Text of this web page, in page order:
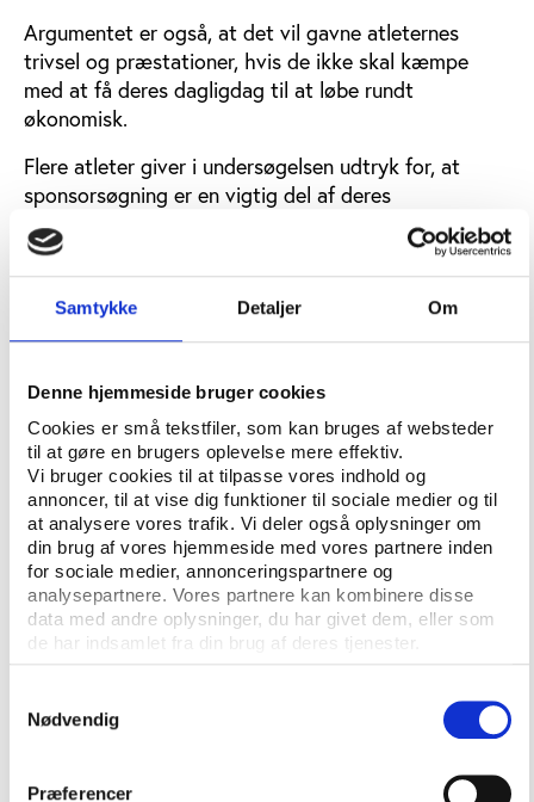
Samtykke Detaljer Om
Denne hjemmeside bruger cookies
Cookies er små tekstfiler, som kan bruges af websteder
til at gøre en brugers oplevelse mere effektiv.
Vi bruger cookies til at tilpasse vores indhold og
annoncer, til at vise dig funktioner til sociale medier og til
at analysere vores trafik. Vi deler også oplysninger om
din brug af vores hjemmeside med vores partnere inden
for sociale medier, annonceringspartnere og
analysepartnere. Vores partnere kan kombinere disse
data med andre oplysninger, du har givet dem, eller som
de har indsamlet fra din brug af deres tjenester.
Nødvendig
Præferencer
Argumentet er også, at det vil gavne atleternes
trivsel og præstationer, hvis de ikke skal kæmpe
med at få deres dagligdag til at løbe rundt
økonomisk.
Flere atleter giver i undersøgelsen udtryk for, at
sponsorsøgning er en vigtig del af deres
sportskarriere, for at den kan løbe rundt, men at det
tager meget af deres tid at skulle søge sponsorater,
og at det ender med at blive en stressfaktor.
En atlet beskriver det således:
bruges enormt meget energi på fundraising, så det er
nærmere en ’triple career’. (…) Vi styrketræner,
træner vores sport og skal blive sindssygt dygtige til
det, og vi træner helt vildt meget, så vi har
fuldstændigt ødelagt kroppen, og vi er trætte – og
så skal vi læse ved siden af, og for øvrigt også lige
finde en halv million kroner i sponsorater. Sådan
kører virkeligheden.”
Mens der generelt er enighed om, at dansk
eliteidræt trænger til at blive styrket økonomisk, er
der imidlertid ikke enighed om, hvordan midlerne i